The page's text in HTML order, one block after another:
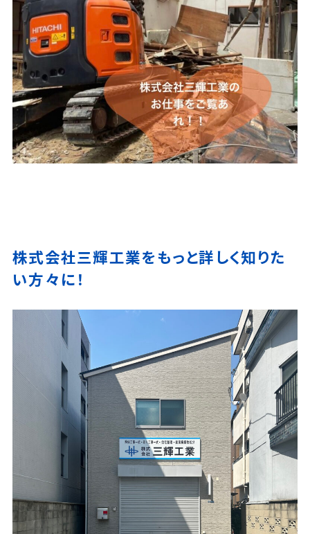
株式会社三輝工業をもっと詳しく知りた
い方々に！